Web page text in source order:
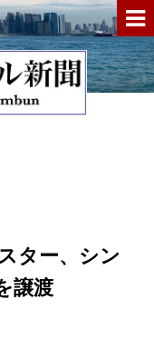
ター、シン
譲渡